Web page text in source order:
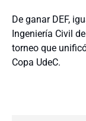
De ganar DEF,
Ingeniería Civil
torneo que
Copa UdeC.